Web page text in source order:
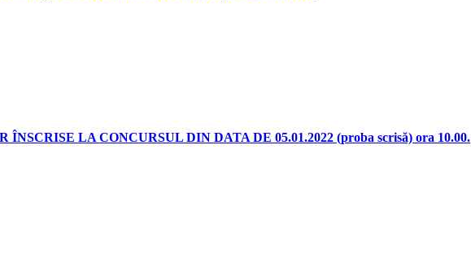
LA CONCURSUL DIN DATA DE 05.01.2022 (proba scrisă) ora 10.00.